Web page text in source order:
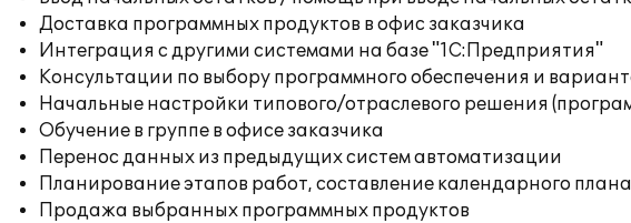
Доставка программных продуктов в офис заказчика
Интеграция с другими системами на базе "1С:Предприятия"
Консультации по выбору программного обеспечения и
Начальные настройки типового/отраслевого решения
Обучение в группе в офисе заказчика
Перенос данных из предыдущих систем автоматизации
Планирование этапов работ, составление календарного
Продажа выбранных программных продуктов